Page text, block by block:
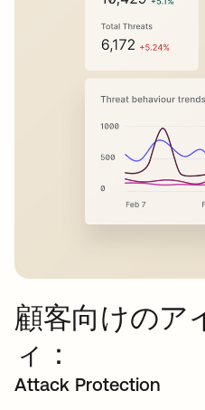
顧客向けのア
ィ：
Attack Protection